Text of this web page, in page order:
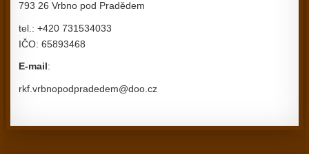
793 26 Vrbno pod Pradědem
tel.: +420 731534033
IČO: 65893468
E-mail:
rkf.vrbnopodpradedem@doo.cz